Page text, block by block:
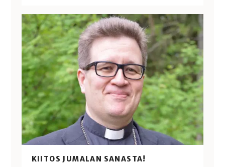
KIITOS JUMALAN SANASTA!